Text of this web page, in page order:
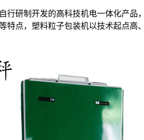
行研制开发的高科技机电一体化产品
特点，塑料粒子包装机以技术起点高